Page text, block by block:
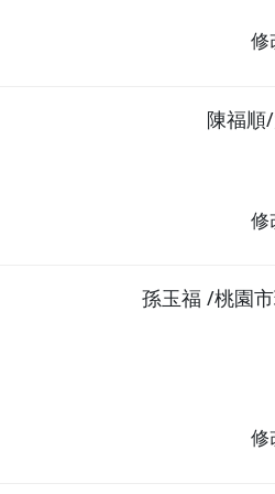
修
陳福順
修
孫玉福 /桃園
修